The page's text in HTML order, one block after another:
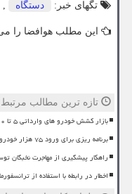
تگهای خبر: دستگاه ,
این مطلب هوافضا را
تازه ترین مطالب مرتبط
بازار کشش خودرو های وارداتی ۵ تا ۱۰ میلیارد تومانی را ندارد
برنامه ریزی برای ورود ۷۵ هزار خودروی به کشور
راهکار پیشگیری از مهاجرت نخبگان
اخطار در رابطه با استفاده از